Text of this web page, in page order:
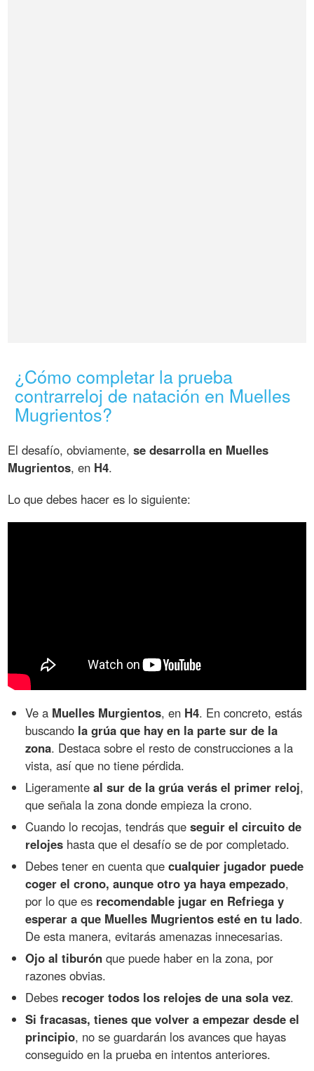
¿Cómo completar la prueba
contrarreloj de natación en Muelles
Mugrientos?
El desafío, obviamente,se desarrolla en Muelles
Mugrientos, en H4.
Lo que debes hacer es lo siguiente:
Ve a Muelles Murgientos, en H4. En concreto, estás
buscando la grúa que hay en la parte sur de la
zona. Destaca sobre el resto de construcciones a la
vista, así que no tiene pérdida.
Ligeramenteal sur de la grúa verás el primer reloj,
que señala la zona donde empieza la crono.
Cuando lo recojas, tendrás queseguir el circuito de
relojes hasta que el desafío se de por completado.
Debes tener en cuenta quecualquier jugador puede
coger el crono, aunque otro ya haya empezado,
por lo que es recomendable jugar en Refriega y
esperar a que Muelles Mugrientos esté en tu lado.
De esta manera, evitarás amenazas innecesarias.
Ojo al tiburón que puede haber en la zona, por
razones obvias.
Debes recoger todos los relojes de una sola vez.
Si fracasas, tienes que volver a empezar desde el
principio, no se guardarán los avances que hayas
conseguido en la prueba en intentos anteriores.